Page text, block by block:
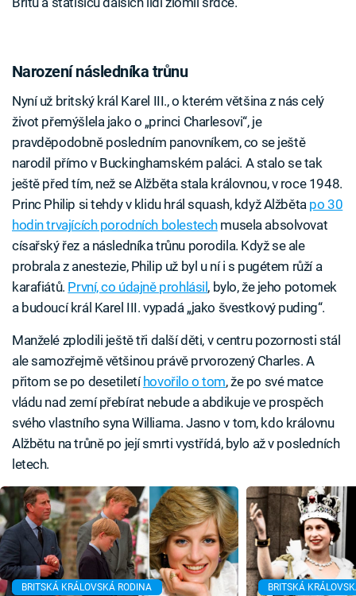
Narození následníka trůnu
Nyní už britský král Karel III., o kterém většina z nás celý
život přemýšlela jako o „princi Charlesovi“, je
pravděpodobně posledním panovníkem, co se ještě
narodil přímo v Buckinghamském paláci. A stalo se tak
ještě před tím, než se Alžběta stala královnou, v roce 1948.
Princ Philip si tehdy v klidu hrál squash, když Alžběta po 30
hodin trvajících porodních bolestechmusela absolvovat
císařský řez a následníka trůnu porodila. Když se ale
probrala z anestezie, Philip už byl u ní i s pugétem růží a
karafiátů. První, co údajně prohlásil , bylo, že jeho potomek
a budoucí král Karel III. vypadá „jako švestkový puding“.
Manželé zplodili ještě tři další děti, v centru pozornosti stál
ale samozřejmě většinou právě prvorozený Charles. A
přitom se po desetiletí hovořilo o tom, že po své matce
vládu nad zemí přebírat nebude a abdikuje ve prospěch
svého vlastního syna Williama. Jasno v tom, kdo královnu
Alžbětu na trůně po její smrti vystřídá, bylo až v posledních
letech.
BRITSKÁ KRÁLOVSKÁ RODINA BRITSKÁ